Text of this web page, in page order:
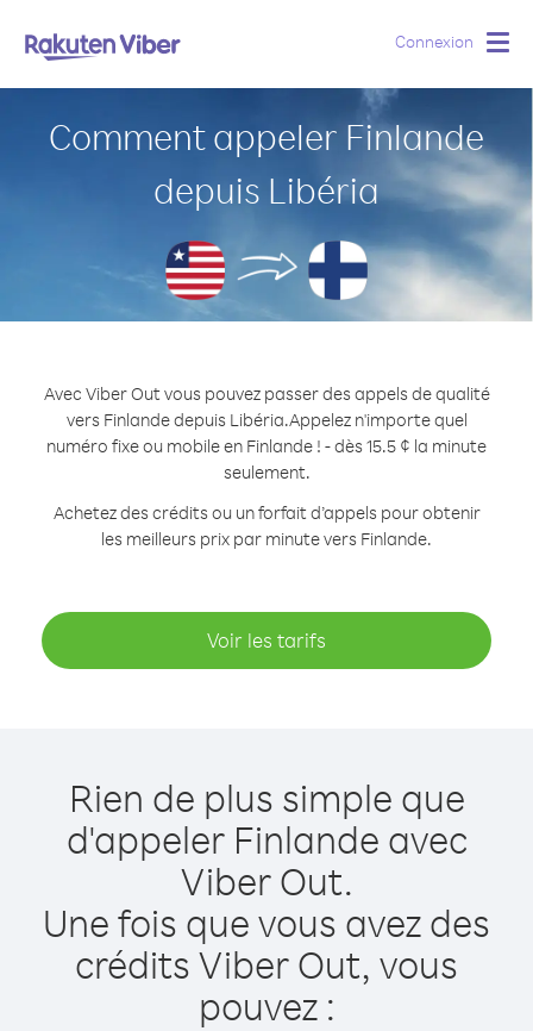
Connexion
Comment appeler Finlande
depuis Libéria
Avec Viber Out vous pouvez passer des appels de qualité
vers Finlande depuis Libéria.Appelez n'importe quel
numéro fixe ou mobile en Finlande ! - dès 15.5 ¢ la minute
seulement.
Achetez des crédits ou un forfait d’appels pour obtenir
les meilleurs prix par minute vers Finlande.
Voir les tarifs
Rien de plus simple que
d'appeler Finlande avec
Viber Out.
Une fois que vous avez des
crédits Viber Out, vous
pouvez :